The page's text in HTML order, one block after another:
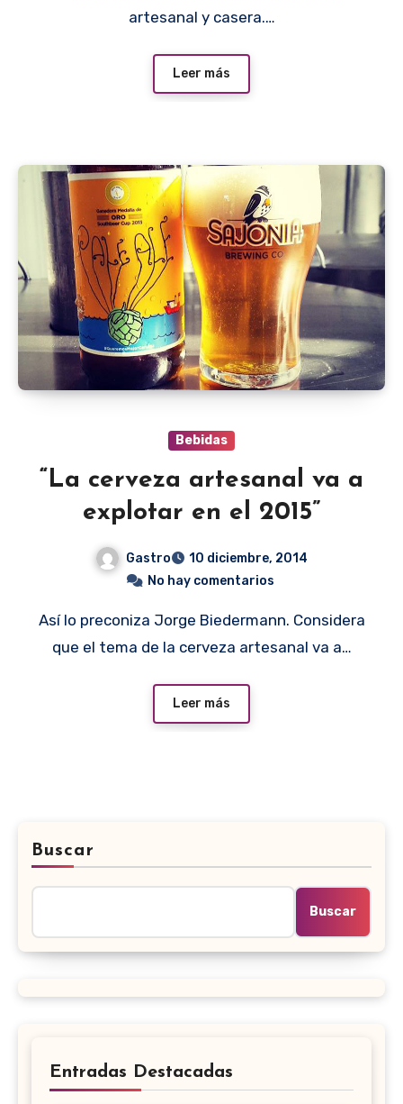
artesanal y casera.…
Leer más
Bebidas
“La cerveza artesanal va a
explotar en el 2015”
Gastro
10 diciembre, 2014
No hay comentarios
Así lo preconiza Jorge Biedermann. Considera
que el tema de la cerveza artesanal va a…
Leer más
Buscar
Buscar
Entradas Destacadas